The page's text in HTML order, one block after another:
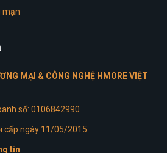
mạn
MẠI & CÔNG NGHỆ HMORE VIỆT
số: 0106842990
cấp ngày 11/05/2015
tin